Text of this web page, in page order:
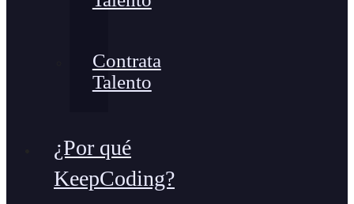
Contrata
Talento
¿Por qué
KeepCoding?